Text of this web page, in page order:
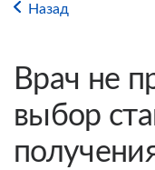
Назад
Врач не
выбор